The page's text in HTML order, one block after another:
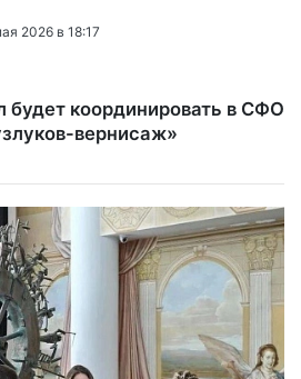
2026 в 18:17
будет координировать в СФО
вернисаж»